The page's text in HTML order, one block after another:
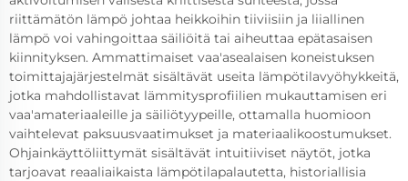
riittämätön lämpö johtaa heikkoihin tiiviisiin ja liiallinen
lämpö voi vahingoittaa säiliöitä tai aiheuttaa epätasaisen
kiinnityksen. Ammattimaiset vaa'asealaisen koneistuksen
toimittajajärjestelmät sisältävät useita lämpötilavyöhykkeitä,
jotka mahdollistavat lämmitysprofiilien mukauttamisen eri
vaa'amateriaaleille ja säiliötyypeille, ottamalla huomioon
vaihtelevat paksuusvaatimukset ja materiaalikoostumukset.
Ohjainkäyttöliittymät sisältävät intuitiiviset näytöt, jotka
tarjoavat reaaliaikaista lämpötilapalautetta, historiallisia